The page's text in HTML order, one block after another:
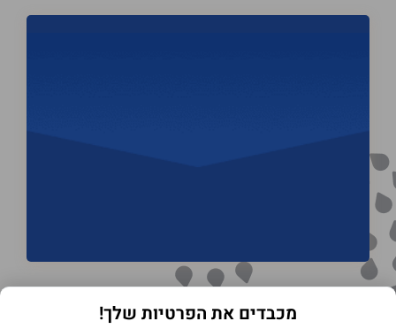
מכבדים את הפרטיות שלך!